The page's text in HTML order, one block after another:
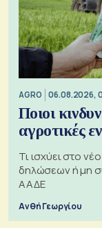
AGRO 06.08.2026,
Ποιοι
αγροτικές
Τι ισχύει στο
δηλώσεων ή μη
ΑΑΔΕ
Ανθή Γεωργίου